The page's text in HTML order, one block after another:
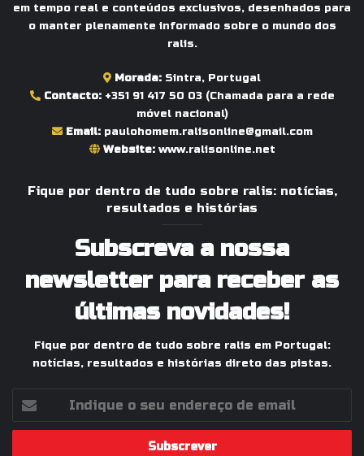
em tempo real e conteúdos exclusivos, desenhados para
o manter plenamente informado sobre o mundo dos
ralis.
Morada: Sintra, Portugal
Contacto: +351 91 417 50 03(Chamada para a rede
móvel nacional)
Email: paulohomem.ralisonline@gmail.com
Website: www.ralisonline.net
Fique por dentro de tudo sobre ralis: notícias,
resultados e histórias
Subscreva a nossa
newsletter para receber as
últimas novidades!
Fique por dentro de tudo sobre ralis em Portugal:
notícias, resultados e histórias direto das pistas.
seu